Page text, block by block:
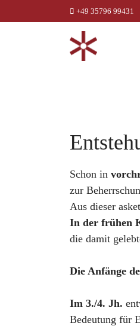
+49 35796 99431
Schon in
zur
Aus dieser
In der frühen
die damit
Die Anfänge
Im 3./4. Jh.
Bedeutung für